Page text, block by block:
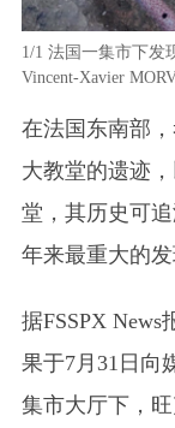
1/1 法国一集市下发
Vincent-Xavier
在法国东南部
大教堂的遗迹
堂，其历史可
年来最重大的发
据FSSPX
果于7月31日向
集市大厅下，